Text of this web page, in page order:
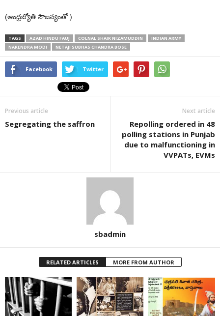
(ఆంధ్రజ్యోతి సౌజన్యంతో )
TAGS AZAD HINDU FAUJ COLNAL SHAIK NIZAMUDDIN
INDIAN ARMY
NARENDRA MODI
NETAJI SUBHAS CHANDRA BOSE
Facebook Twitter
Previous article
Segregating the saffron
Next article
Repolling ordered in 48
polling stations in Punjab
due to malfunctioning in
VVPATs, EVMs
sbadmin
RELATED ARTICLES MORE FROM AUTHOR